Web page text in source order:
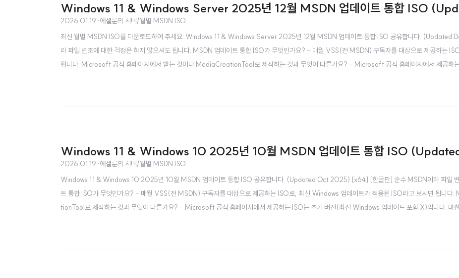
Windows 11 & Windows Server 2025년 12월 MSDN 업데이트 통합 ISO
2026.01.19 ·에셜룬의 서버/월별 MSDN ISO
최신 월별 MSDN ISO를 다운로드하여 주세요. Windows 11 & Windows Server 2025년 12월 MSDN 업데이트 통합 ISO 공유합니다.
라 파일 변조에 대한 걱정은 하지 않으셔도 됩니다. MSDN 업데이트 통합 ISO가 무엇인가요? - 매월 VSS(전 MSDN) 구독자를 대상으로 제공하는
됩니다. Microsoft 공식 홈페이지에서 받는 것이나 MediaCreationTool로 제작하는 것과 무엇이 다른가요? - Microsoft 공식 홈페이지에서 제공하
Windows 11 & Windows 10 2025년 10월 MSDN 업데이트 통합 ISO
2026.01.19 ·에셜룬의 서버/월별 MSDN ISO
Windows 11 & Windows 10 2025년 10월 MSDN 업데이트 통합 ISO 공유합니다. (Updated Oct 2025) [x64] [한글판] 순수 MSDN이라 파일 변
트 통합 ISO가 무엇인가요? - 매월 VSS(전 MSDN) 구독자를 대상으로 제공하는 ISO로, 최신 Windows 업데이트가 적용된 ISO라고 보시면 됩니
tionTool로 제작하는 것과 무엇이 다른가요? - Microsoft 공식 홈페이지에서 제공하는 ISO는 초기 버전(최신 Windows 업데이트 포함 X)입니다.